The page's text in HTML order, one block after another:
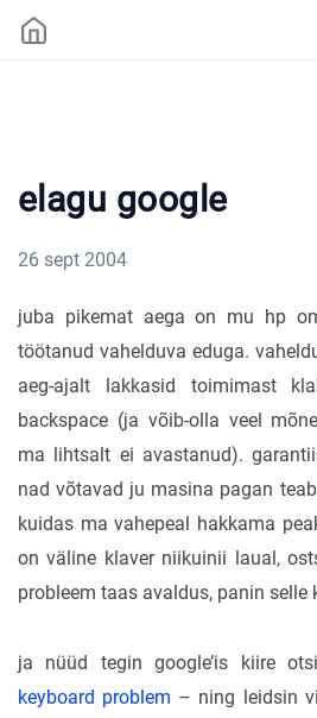
elagu google
26 sept 2004
juba pikemat aega on mu hp
töötanud vahelduva eduga.
aeg-ajalt lakkasid toimimast
backspace (ja võib-olla veel
ma lihtsalt ei avastanud).
nad võtavad ju masina pagan
kuidas ma vahepeal hakkama
on väline klaver niikuinii laual,
probleem taas avaldus, panin selle
ja nüüd tegin google’is kiire
keyboard problem – ning leidsin